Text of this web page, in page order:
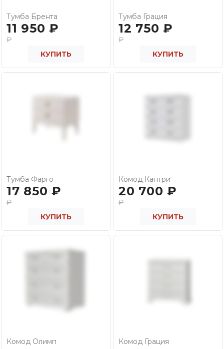
Тумба Брента
11 950 ₽
₽
КУПИТЬ
Тумба Грация
12 750 ₽
₽
КУПИТЬ
Тумба Фарго
17 850 ₽
₽
КУПИТЬ
Комод Кантри
20 700 ₽
₽
КУПИТЬ
Комод Олимп Комод Грация